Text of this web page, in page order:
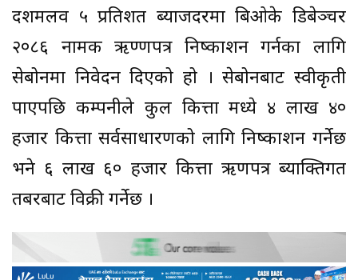
दशमलव ५ प्रतिशत ब्याजदरमा बिओके डिबेञ्चर
२०८६ नामक ऋण्णपत्र निष्काशन गर्नका लागि
सेबोनमा निवेदन दिएको हो । सेबोनबाट स्वीकृती
पाएपछि कम्पनीले कुल कित्ता मध्ये ४ लाख ४०
हजार कित्ता सर्वसाधारणको लागि निष्काशन गर्नेछ
भने ६ लाख ६० हजार कित्ता ऋणपत्र ब्याक्तिगत
तबरबाट विक्री गर्नेछ ।